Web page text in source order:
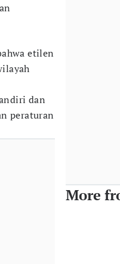
etilen
dan
peraturan
More